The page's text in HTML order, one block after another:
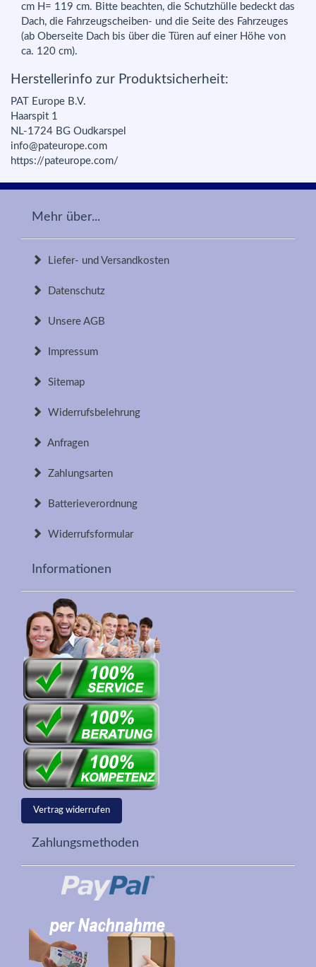
cm H= 119 cm. Bitte beachten, die Schutzhülle bedeckt das
Dach, die Fahrzeugscheiben- und die Seite des Fahrzeuges
(ab Oberseite Dach bis über die Türen auf einer Höhe von
ca. 120 cm).
Herstellerinfo zur Produktsicherheit:
PAT Europe B.V.
Haarspit 1
NL-1724 BG Oudkarspel
info@pateurope.com
https://pateurope.com/
Mehr über...
Liefer- und Versandkosten
Datenschutz
Unsere AGB
Impressum
Sitemap
Widerrufsbelehrung
Anfragen
Zahlungsarten
Batterieverordnung
Widerrufsformular
Informationen
Vertrag widerrufen
Zahlungsmethoden